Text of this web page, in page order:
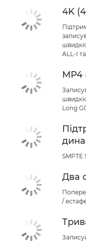
4K
ALL-I
MP4
Long
SMPTE
Два
/